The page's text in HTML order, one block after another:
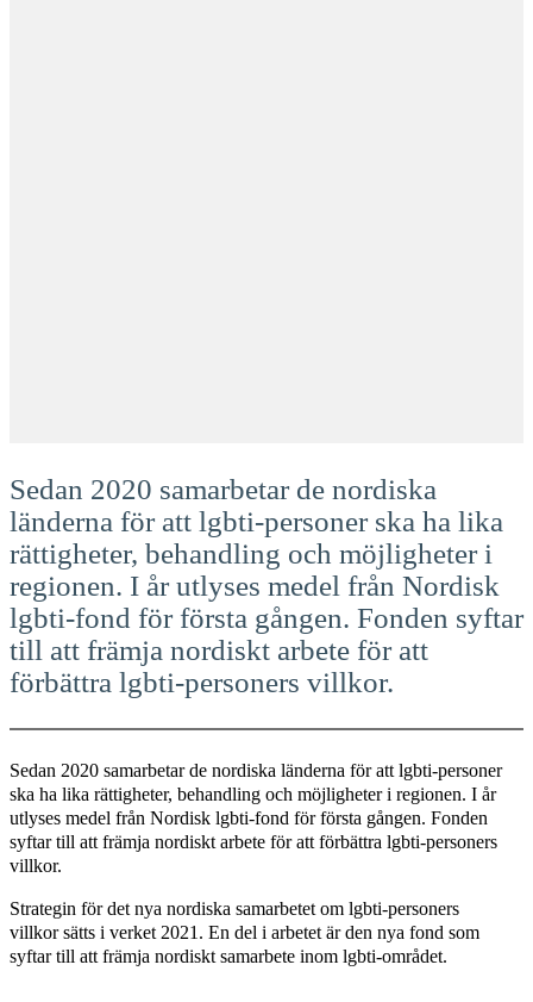
Sedan 2020 samarbetar de nordiska
länderna för att lgbti-personer ska ha lika
rättigheter, behandling och möjligheter i
regionen. I år utlyses medel från Nordisk
lgbti-fond för första gången. Fonden syftar
till att främja nordiskt arbete för att
förbättra lgbti-personers villkor.
Sedan 2020 samarbetar de nordiska länderna för att lgbti-personer
ska ha lika rättigheter, behandling och möjligheter i regionen. I år
utlyses medel från Nordisk lgbti-fond för första gången. Fonden
syftar till att främja nordiskt arbete för att förbättra lgbti-personers
villkor.
Strategin för det nya nordiska samarbetet om lgbti-personers
villkor sätts i verket 2021. En del i arbetet är den nya fond som
syftar till att främja nordiskt samarbete inom lgbti-området.